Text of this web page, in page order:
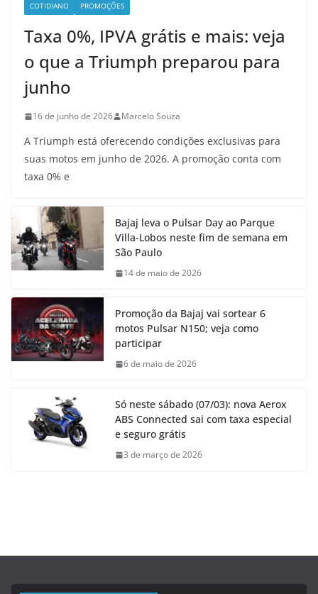
COTIDIANO PROMOÇÕES
Taxa 0%, IPVA grátis e mais: veja
o que a Triumph preparou para
junho
16 de junho de 2026 Marcelo Souza
A Triumph está oferecendo condições exclusivas para
suas motos em junho de 2026. A promoção conta com
taxa 0% e
Bajaj leva o Pulsar Day ao Parque
Villa-Lobos neste fim de semana em
São Paulo
14 de maio de 2026
Promoção da Bajaj vai sortear 6
motos Pulsar N150; veja como
participar
6 de maio de 2026
Só neste sábado (07/03): nova Aerox
ABS Connected sai com taxa especial
e seguro grátis
3 de março de 2026